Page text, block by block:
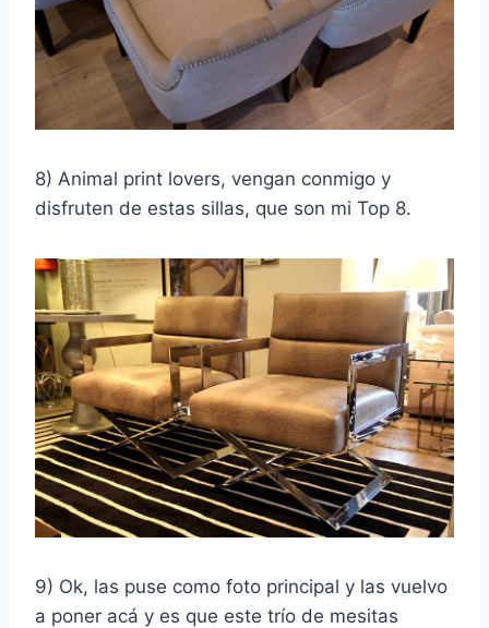
8) Animal print lovers, vengan conmigo y
disfruten de estas sillas, que son mi Top 8.
9) Ok, las puse como foto principal y las vuelvo
a poner acá y es que este trío de mesitas